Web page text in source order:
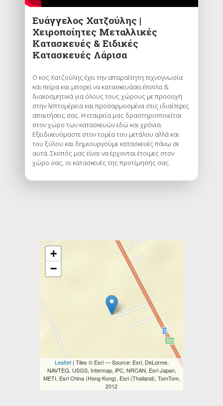
Ευάγγελος Χατζούλης |
Χειροποίητες Μεταλλικές
Κατασκευές & Ειδικές
Κατασκευές Λάρισα
Ο κος Χατζούλης έχει την απαραίτητη τεχνογνωσία
και πείρα και μπορεί να κατασκευάσει έπιπλα &
διακοσμητικά για όλους τους χώρους με προσοχή
στην λεπτομέρεια και προσαρμοσμένα στις ιδιαίτερες
απαιτήσεις σας. Η εταιρεία μας δραστηριοποιείται
στον χώρο των κατασκευών εδώ και χρόνια.
Εξειδικευόμαστε στον τομέα του μετάλου αλλά και
του ξύλου και δημιουργούμε κατασκευές πάνω σε
αυτά. Σκοπός μας είναι να έρχονται έτοιμες στον
χώρο σας, οι κατασκευές της προτίμησής σας.
+
−
Leaflet| Tiles © Esri — Source: Esri, DeLorme,
NAVTEQ, USGS, Intermap, iPC, NRCAN, Esri Japan,
METI, Esri China (Hong Kong), Esri (Thailand), TomTom,
2012